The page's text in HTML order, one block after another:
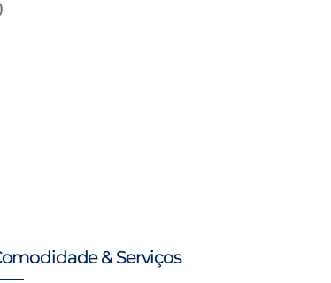
& Serviços